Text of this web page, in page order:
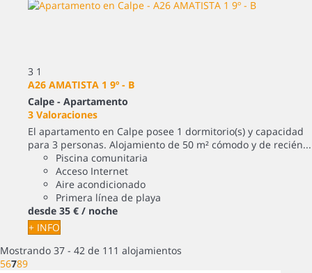
3 1
A26 AMATISTA 1 9º - B
Calpe - Apartamento
3 Valoraciones
El apartamento en Calpe posee 1 dormitorio(s) y capacidad
para 3 personas. Alojamiento de 50 m² cómodo y de recién...
Piscina comunitaria
Acceso Internet
Aire acondicionado
Primera línea de playa
desde 35 € / noche
+ INFO
Mostrando 37 - 42 de 111 alojamientos
56789